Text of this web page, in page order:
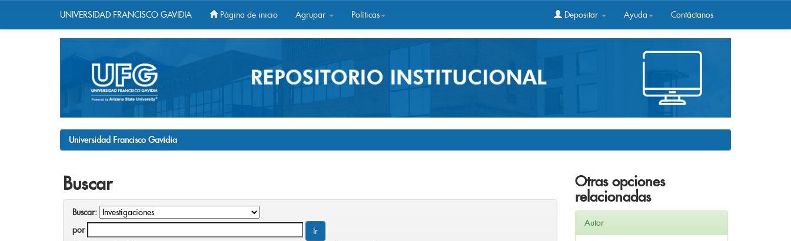
UNIVERSIDAD FRANCISCO GAVIDIA Página de inicio Agrupar Políticas Depositar Ayuda Contáctanos
Universidad Francisco Gavidia
Buscar
Buscar:
por
Otras opciones
relacionadas
Autor